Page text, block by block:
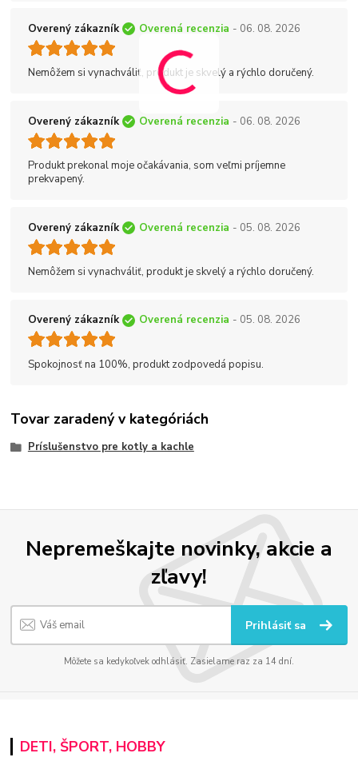
Overený zákazník Overená recenzia - 06. 08. 2026
Nemôžem si vynachváliť, produkt je skvelý a rýchlo doručený.
Overený zákazník Overená recenzia - 06. 08. 2026
Produkt prekonal moje očakávania, som veľmi príjemne
prekvapený.
Overený zákazník Overená recenzia - 05. 08. 2026
Nemôžem si vynachváliť, produkt je skvelý a rýchlo doručený.
Overený zákazník Overená recenzia - 05. 08. 2026
Spokojnosť na 100%, produkt zodpovedá popisu.
Tovar zaradený v kategóriách
Príslušenstvo pre kotly a kachle
Nepremeškajte novinky, akcie a
zľavy!
Prihlásiť sa
Môžete sa kedykoľvek odhlásiť. Zasielame raz za 14 dní.
DETI, ŠPORT, HOBBY